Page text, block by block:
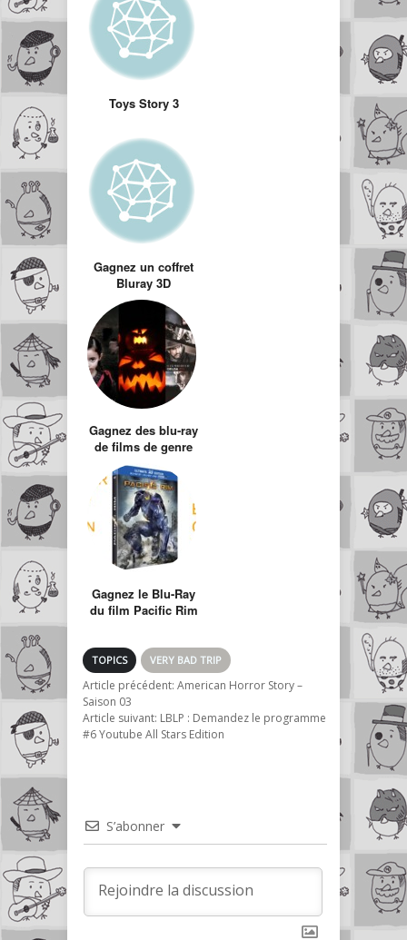
Toys Story 3
Gagnez un coffret
Bluray 3D
Superman – Man
Gagnez des blu-ray
de films de genre
pour Halloween!!!
Gagnez le Blu-Ray
du film Pacific Rim
TOPICS VERY BAD TRIP
Article précédent: American Horror Story –
Saison 03
Article suivant: LBLP : Demandez le programme
#6 Youtube All Stars Edition
S’abonner